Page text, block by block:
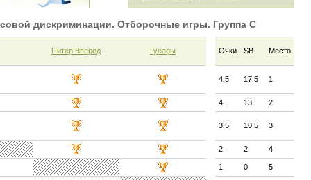
дискриминации. Отборочные игры. Группа C
Питер Вперёд Гусары Очки SB Место
4.5 17.5 1
4 13 2
3.5 10.5 3
2 2 4
1 0 5